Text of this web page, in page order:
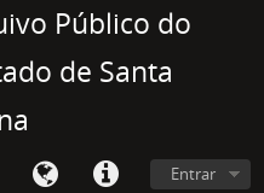
Público do
de Santa
Entrar